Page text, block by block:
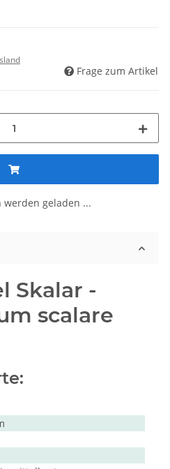
Frage zum Artikel
werden geladen ...
Skalar -
scalare